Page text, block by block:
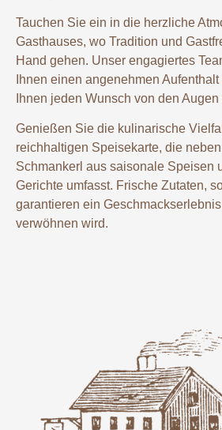
Tauchen Sie ein in die herzliche
Gasthauses, wo Tradition und
Hand gehen. Unser engagiertes
Ihnen einen angenehmen
Ihnen jeden Wunsch von den
Genießen Sie die kulinarische
reichhaltigen Speisekarte, die
Schmankerl aus saisonale Speisen
Gerichte umfasst. Frische Zutaten,
garantieren ein
verwöhnen wird.